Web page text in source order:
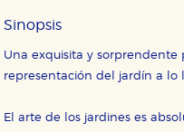
Sinopsis
Una exquisita y
representación del jardín a lo
El arte de los jardines es